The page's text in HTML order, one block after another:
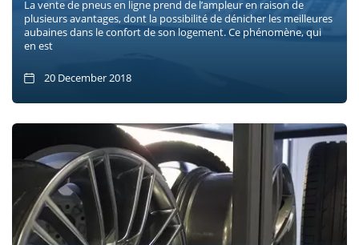
La vente de pneus en ligne prend de l’ampleur en raison de
plusieurs avantages, dont la possibilité de dénicher les meilleures
aubaines dans le confort de son logement. Ce phénomène, qui
en est
20 December 2018